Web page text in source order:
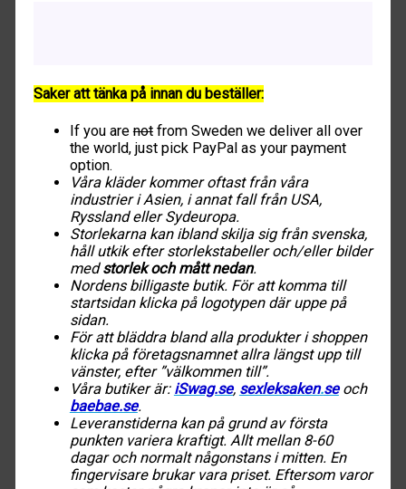
Saker att tänka på innan du beställer:
If you arenotfrom Sweden we deliver all over
the world, just pick PayPal as your payment
option.
Våra kläder kommer oftast från våra
industrier i Asien, i annat fall från USA,
Ryssland eller Sydeuropa.
Storlekarna kan ibland skilja sig från svenska,
håll utkik efter storlekstabeller och/eller bilder
medstorlek och mått nedan.
Nordens billigaste butik. För att komma till
startsidan klicka på logotypen där uppe på
sidan.
För att bläddra bland alla produkter i shoppen
klicka på företagsnamnet allra längst upp till
vänster, efter ”välkommen till”.
Våra butiker är: iSwag.se, sexleksaken.seoch
baebae.se.
Leveranstiderna kan på grund av första
punkten variera kraftigt. Allt mellan 8-60
dagar och normalt någonstans i mitten. En
fingervisare brukar vara priset. Eftersom varor